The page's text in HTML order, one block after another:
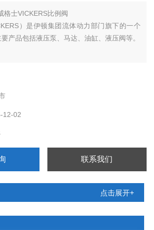
格士VICKERS比例阀
）是伊顿集团流体动力部门旗下的一个
产品包括液压泵、马达、油缸、液压阀等。
12-02
联系我们
点击展开+